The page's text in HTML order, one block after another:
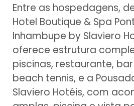
Entre as hospedagens,
Hotel Boutique & Spa
Inhambupe by Slaviero
oferece estrutura
piscinas, restaurante,
beach tennis, e a
Slaviero Hotéis, com